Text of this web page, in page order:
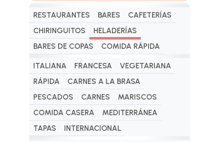
RESTAURANTES BARES
CAFETERÍAS
CHIRINGUITOS
HELADERÍAS
BARES DE COPAS
COMIDA RÁPIDA
ITALIANA FRANCESA
VEGETARIANA
RÁPIDA
CARNES A LA BRASA
PESCADOS
CARNES
MARISCOS
COMIDA CASERA
MEDITERRÁNEA
TAPAS
INTERNACIONAL